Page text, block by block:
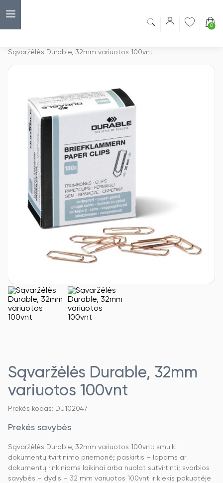
0
Sąvaržėlės Durable, 32mm variuotos 100vnt
Sąvaržėlės Durable, 32mm
variuotos 100vnt
Prekės kodas: DU102047
Prekės savybės
Sąvaržėlės Durable, 32mm variuotos 100vnt: smulki
dokumentų tvirtinimo priemonė; paskirtis – lapams ar
dokumentų rinkiniams laikinai arba nuolat sutvirtinti; svarbios
savybės – dydis – 32 mm variuotos 100vnt ir kiekis pakuotėje